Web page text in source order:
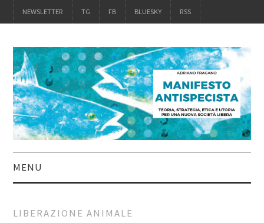
NEWSLETTER TG FB BLUESKY RSS
MENU
LIBERAZIONE ANIMALE